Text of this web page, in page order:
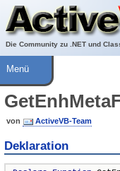
Die Community zu .NET und
Über ActiveVB
Hilfe
Menü
von ActiveVB-Team
Deklaration